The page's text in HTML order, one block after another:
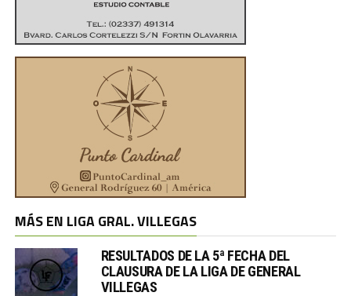
MÁS EN LIGA GRAL. VILLEGAS
RESULTADOS DE LA 5ª FECHA DEL
CLAUSURA DE LA LIGA DE GENERAL
VILLEGAS